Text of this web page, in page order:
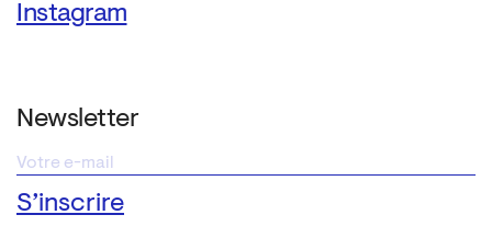
Instagram
Newsletter